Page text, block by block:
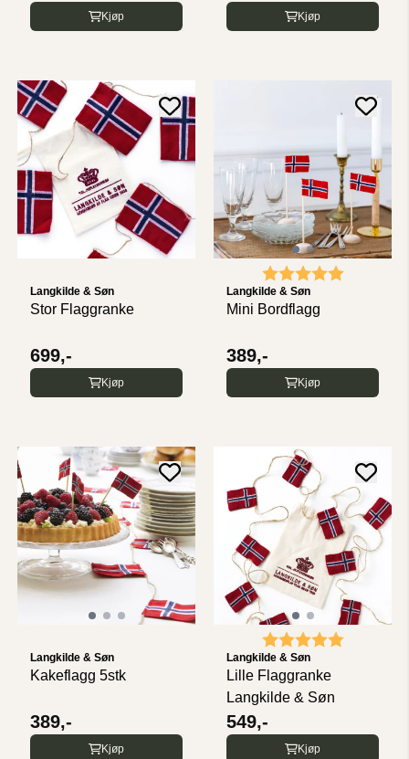
Kjøp Kjøp
Langkilde & Søn
Stor Flaggranke
699,-
Kjøp
Karakter: 5.0 av 5
Langkilde & Søn
Mini Bordflagg
389,-
Kjøp
Langkilde & Søn
Kakeflagg 5stk
389,-
Kjøp
Karakter: 5.0 av 5
Langkilde & Søn
Lille Flaggranke
Langkilde & Søn
549,-
Kjøp